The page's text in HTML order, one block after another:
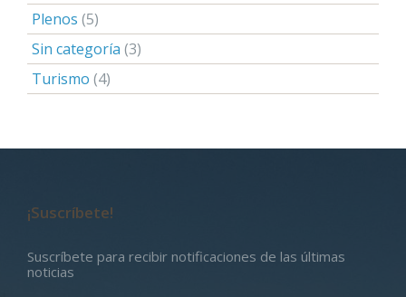
Plenos (5)
Sin categoría (3)
Turismo (4)
¡Suscríbete!
Suscríbete para recibir notificaciones de las últimas
noticias